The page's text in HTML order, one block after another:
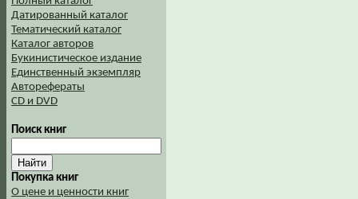
Датированный каталог
Тематический каталог
Каталог авторов
Букинистическое издание
Единственный экземпляр
Авторефераты
CD и DVD
Поиск книг
Покупка книг
О цене и ценности книг